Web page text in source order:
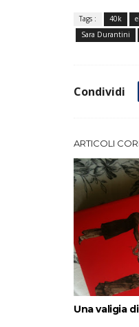
Tags : 40k
Sara Durantini
Condividi
ARTICOLI
Una valigia